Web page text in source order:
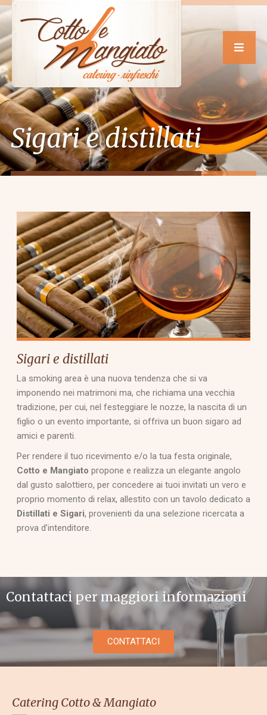
Sigari e distillati
Sigari e distillati
La smoking area è una nuova tendenza che si va
imponendo nei matrimoni ma, che richiama una vecchia
tradizione, per cui, nel festeggiare le nozze, la nascita di un
figlio o un evento importante, si offriva un buon sigaro ad
amici e parenti.
Per rendere il tuo ricevimento e/o la tua festa originale,
Cotto e Mangiato propone e realizza un elegante angolo
dal gusto salottiero, per concedere ai tuoi invitati un vero e
proprio momento di relax, allestito con un tavolo dedicato a
Distillati e Sigari, provenienti da una selezione ricercata a
prova d’intenditore.
Contattaci per maggiori informazioni
CONTATTACI
Catering Cotto & Mangiato